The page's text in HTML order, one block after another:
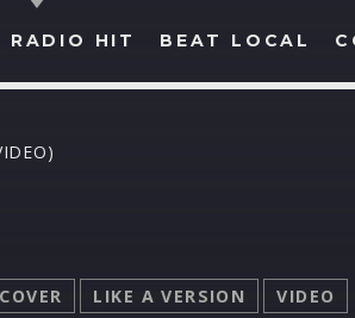
RADIO HIT BEAT LOCAL
EN RADIO HIT
EN...
COVER LIKE A VERSION VIDEO